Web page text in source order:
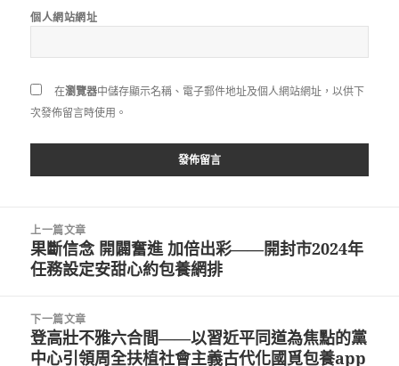
個人網站網址
在瀏覽器中儲存顯示名稱、電子郵件地址及個人網站網址，以供下
次發佈留言時使用。
上一篇文章
上
一
文
章:
果斷信念 開闢奮進 加倍出彩——開封市2024年
任務設定安甜心約包養網排
下一篇文章
下
一
登高壯不雅六合間——以習近平同道為焦點的黨
中心引領周全扶植社會主義古代化國覓包養app